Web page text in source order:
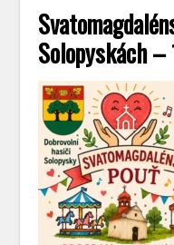
Solopyskách –